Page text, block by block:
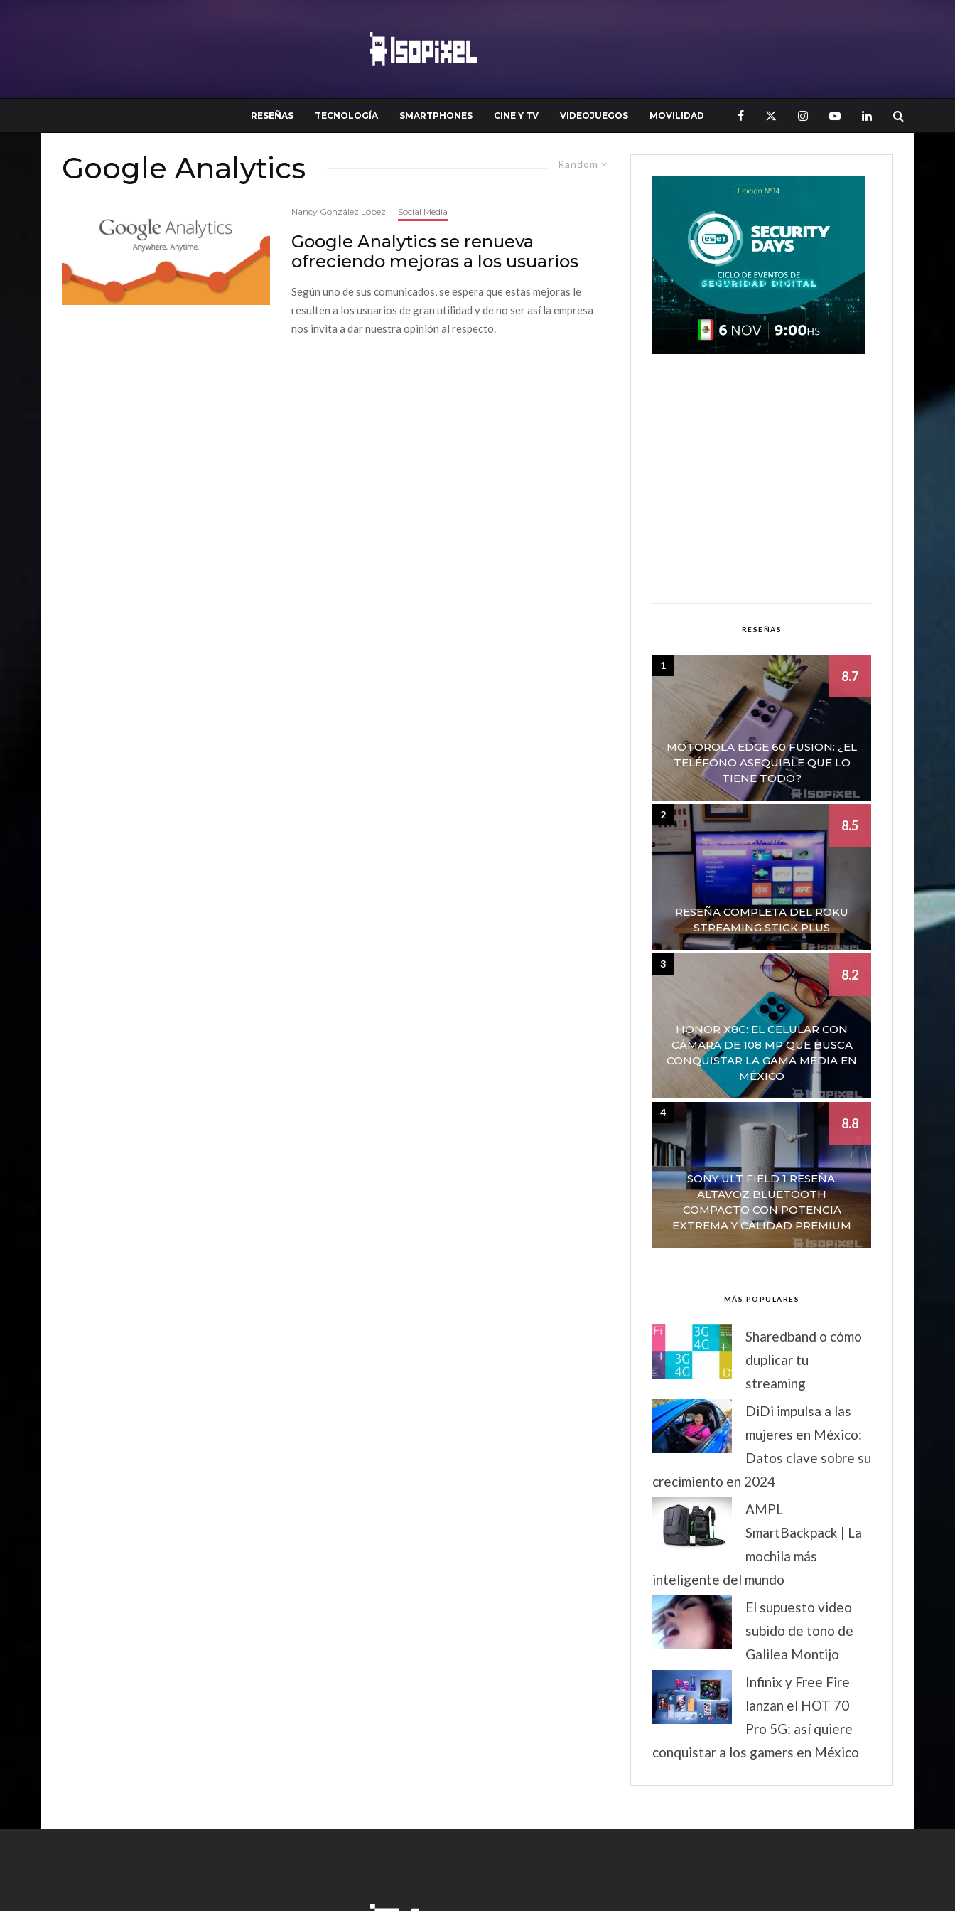
RESEÑAS TECNOLOGÍA SMARTPHONES CINE Y TV VIDEOJUEGOS MOVILIDAD
Random
Google Analytics
Nancy González López · Social Media
Google Analytics se renueva
ofreciendo mejoras a los usuarios
Según uno de sus comunicados, se espera que estas mejoras le
resulten a los usuarios de gran utilidad y de no ser así la empresa
nos invita a dar nuestra opinión al respecto.
RESEÑAS
MOTOROLA EDGE 60 FUSION: ¿EL
TELÉFONO ASEQUIBLE QUE LO
TIENE TODO?
8.7
1
RESEÑA COMPLETA DEL ROKU
STREAMING STICK PLUS
8.5
2
HONOR X8C: EL CELULAR CON
CÁMARA DE 108 MP QUE BUSCA
CONQUISTAR LA GAMA MEDIA EN
MÉXICO
8.2
3
SONY ULT FIELD 1 RESEÑA:
ALTAVOZ BLUETOOTH
COMPACTO CON POTENCIA
EXTREMA Y CALIDAD PREMIUM
8.8
4
MÁS POPULARES
Sharedband o cómo
duplicar tu
streaming
DiDi impulsa a las
mujeres en México:
Datos clave sobre su
crecimiento en 2024
AMPL
SmartBackpack | La
mochila más
inteligente del mundo
El supuesto video
subido de tono de
Galilea Montijo
Infinix y Free Fire
lanzan el HOT 70
Pro 5G: así quiere
conquistar a los gamers en México